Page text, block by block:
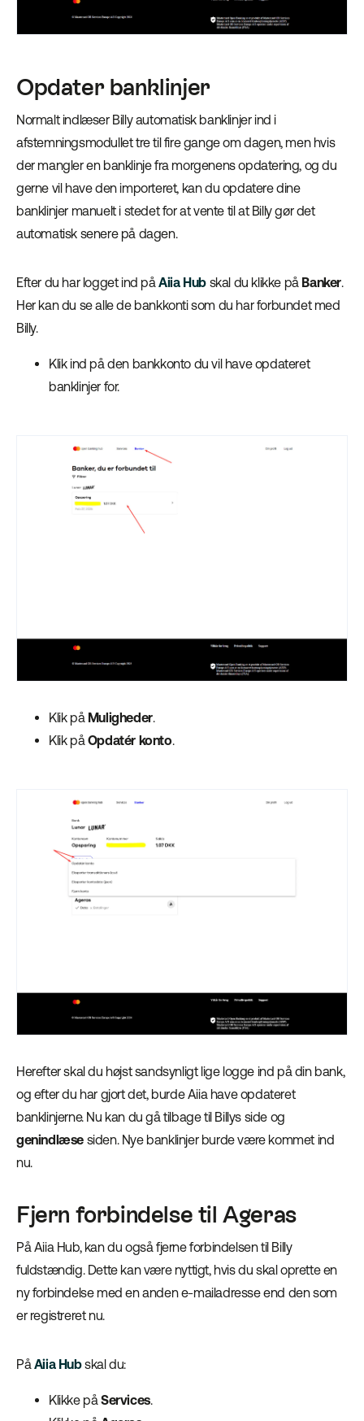
Opdater banklinjer
Normalt indlæser Billy automatisk banklinjer ind i
afstemningsmodullet tre til fire gange om dagen, men hvis
der mangler en banklinje fra morgenens opdatering, og du
gerne vil have den importeret, kan du opdatere dine
banklinjer manuelt i stedet for at vente til at Billy gør det
automatisk senere på dagen.
Efter du har logget ind påAiia Hub skal du klikke på Banker.
Her kan du se alle de bankkonti som du har forbundet med
Billy.
Klik ind på den bankkonto du vil have opdateret
banklinjer for.
Klik på Muligheder.
Klik på Opdatér konto.
Herefter skal du højst sandsynligt lige logge ind på din bank,
og efter du har gjort det, burde Aiia have opdateret
banklinjerne. Nu kan du gå tilbage til Billys side og
genindlæse siden. Nye banklinjer burde være kommet ind
nu.
Fjern forbindelse til Ageras
På Aiia Hub, kan du også fjerne forbindelsen til Billy
fuldstændig. Dette kan være nyttigt, hvis du skal oprette en
ny forbindelse med en anden e-mailadresse end den som
er registreret nu.
På Aiia Hubskal du:
Klikke på Services.